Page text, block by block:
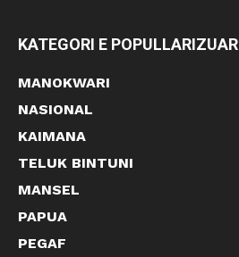
KATEGORI E POPULLARIZUAR
MANOKWARI
NASIONAL
KAIMANA
TELUK BINTUNI
MANSEL
PAPUA
PEGAF